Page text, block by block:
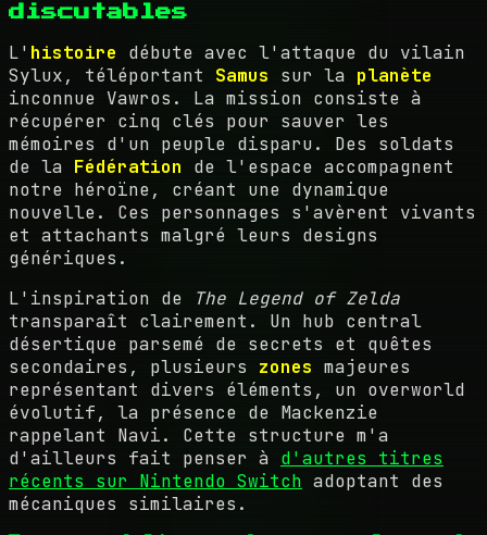
discutables
L' histoire débute avec l'attaque du vilain
Sylux, téléportant Samus sur la planète
inconnue Vawros. La mission consiste à
récupérer cinq clés pour sauver les
mémoires d'un peuple disparu. Des soldats
de la Fédération de l'espace accompagnent
notre héroïne, créant une dynamique
nouvelle. Ces personnages s'avèrent vivants
et attachants malgré leurs designs
génériques.
L'inspiration de
The Legend of Zelda
transparaît clairement. Un hub central
désertique parsemé de secrets et quêtes
secondaires, plusieurs zones majeures
représentant divers éléments, un overworld
évolutif, la présence de Mackenzie
rappelant Navi. Cette structure m'a
d'ailleurs fait penser à d'autres titres
récents sur Nintendo Switch adoptant des
mécaniques similaires.